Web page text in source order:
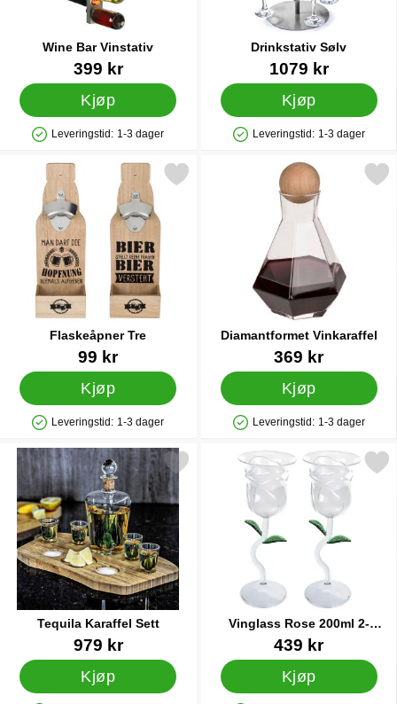
Wine Bar Vinstativ
Varenummer 10651
399 kr
Kjøp
Produkttilgjengelighet: På lager
Leveringstid: 1-3 dager
Drinkstativ Sølv
Varenummer 22032
1079 kr
Kjøp
Produkttilgjengelighet: På lager
Leveringstid: 1-3 dager
Flaskeåpner Tre
Varenummer 25637
99 kr
Kjøp
Produkttilgjengelighet: På lager
Leveringstid: 1-3 dager
Merk flaskeåpner Tre som favoritt
Diamantformet Vinkaraffel
Varenummer 42623
369 kr
Kjøp
Produkttilgjengelighet: På lager
Leveringstid: 1-3 dager
Merk diamantformet
Tequila Karaffel Sett
Varenummer 44572
979 kr
Kjøp
Merk tequila Karaffel Sett som favoritt
Vinglass Rose 200ml 2-
pakning
Varenummer 86865
439 kr
Kjøp
Merk vinglass Rose 200ml